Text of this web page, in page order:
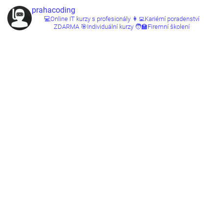
prahacoding
💻Online IT kurzy s profesionály 👩‍💻Kariérní poradenství
ZDARMA 🎯Individuální kurzy 🧑‍🏫Firemní školení